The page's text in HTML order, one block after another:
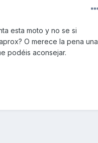
esta moto y no se si
O merece la pena una
podéis aconsejar.